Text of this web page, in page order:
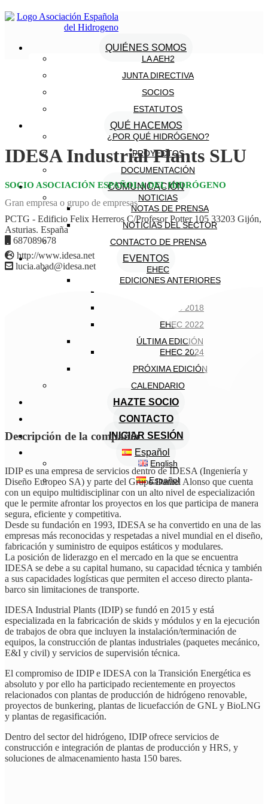
QUIÉNES SOMOS
LA AEH2
JUNTA DIRECTIVA
SOCIOS
ESTATUTOS
QUÉ HACEMOS
¿POR QUÉ HIDRÓGENO?
PROYECTOS
DOCUMENTACIÓN
COMUNICACIÓN
NOTICIAS
NOTAS DE PRENSA
NOTICIAS DEL SECTOR
CONTACTO DE PRENSA
EVENTOS
EHEC
EDICIONES ANTERIORES
EHEC 2018
EHEC 2022
ÚLTIMA EDICIÓN
EHEC 2024
PRÓXIMA EDICIÓN
CALENDARIO
HAZTE SOCIO
CONTACTO
INICIAR SESIÓN
Español
English
Español
IDESA Industrial Plants SLU
SOCIO ASOCIACIÓN ESPAÑOLA DEL HIDRÓGENO
Gran empresa o grupo de empresas
PCTG - Edificio Felix Herreros C/Profesor Potter 105 33203 Gijón,
Asturias. España
687089678
http://www.idesa.net
lucia.abad@idesa.net
Descripción de la compañía
IDIP es una empresa de servicios dentro de IDESA (Ingeniería y
Diseño Europeo SA) y parte del Grupo Daniel Alonso que cuenta
con un equipo multidisciplinar con un alto nivel de especialización
que le permite afrontar los proyectos en los que participa de manera
segura, eficiente y competitiva.
Desde su fundación en 1993, IDESA se ha convertido en una de las
empresas más reconocidas y respetadas a nivel mundial en el diseño,
fabricación y suministro de equipos estáticos y modulares.
La posición de liderazgo en el mercado en la que se encuentra
IDESA se debe a su capital humano, su capacidad técnica y también
a sus capacidades logísticas que permiten el acceso directo planta-
barco sin limitaciones de transporte.
IDESA Industrial Plants (IDIP) se fundó en 2015 y está
especializada en la fabricación de skids y módulos y en la ejecución
de trabajos de obra que incluyen la instalación/terminación de
equipos, la construcción de plantas industriales (paquetes mecánico,
E&I y civil) y servicios de supervisión técnica.
El compromiso de IDIP e IDESA con la Transición Energética es
absoluto y por ello ha participado recientemente en proyectos
relacionados con plantas de producción de hidrógeno renovable,
proyectos de bunkering, plantas de licuefacción de GNL y BioLNG
y plantas de regasificación.
Dentro del sector del hidrógeno, IDIP ofrece servicios de
construcción e integración de plantas de producción y HRS, y
soluciones de almacenamiento hasta 150 bares.